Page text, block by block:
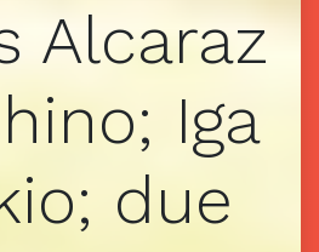
Alcaraz
Iga
due